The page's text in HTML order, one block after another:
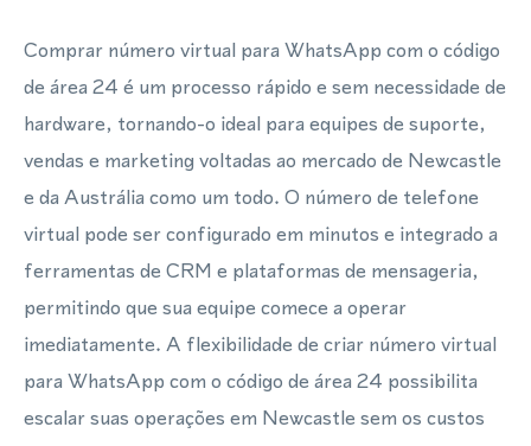
Comprar número virtual para WhatsApp com o código
de área 24 é um processo rápido e sem necessidade de
hardware, tornando-o ideal para equipes de suporte,
vendas e marketing voltadas ao mercado de Newcastle
e da Austrália como um todo. O número de telefone
virtual pode ser configurado em minutos e integrado a
ferramentas de CRM e plataformas de mensageria,
permitindo que sua equipe comece a operar
imediatamente. A flexibilidade de criar número virtual
para WhatsApp com o código de área 24 possibilita
escalar suas operações em Newcastle sem os custos